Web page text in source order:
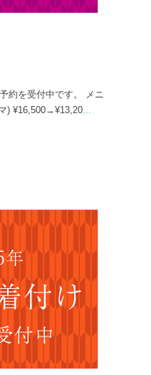
約を受付中です。 メニ
) ¥16,500→¥13,20...